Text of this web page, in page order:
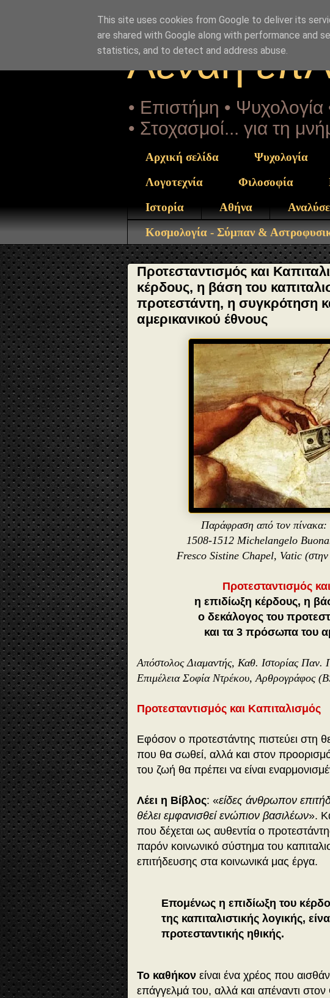
Αέναη
• Επιστήμη • Ψυχολογία
• Στοχασμοί... για τη
Αρχική σελίδα Ψυχολογία
Λογοτεχνία
Φιλοσοφία
Ιστορία
Αθήνα
Κοσμολογία - Σύμπαν &
Προτεσταντισμός και
κέρδους, η βάση του
προτεστάντη, η συγκρότηση
αμερικανικού έθνους
Παράφραση από τον
1508-1512 Michelangelo
Fresco Sistine Chapel, Vatic (στην
Προτεσταντισμός
η επιδίωξη κέρδους, η
ο δεκάλογος του
και τα 3 πρόσωπα του
Απόστολος Διαμαντής, Καθ. Ιστορίας Παν.
Επιμέλεια Σοφία Ντρέκου, Αρθρογράφος
Προτεσταντισμός και Καπιταλισμός
Εφόσον ο προτεστάντης πιστεύει στη
που θα σωθεί, αλλά και στον
του ζωή θα πρέπει να είναι
Λέει η Βίβλος: «είδες άνθρωπον
θέλει εμφανισθεί ενώπιον βασιλέων».
που δέχεται ως αυθεντία ο
παρόν κοινωνικό σύστημα του
επιτήδευσης στα κοινωνικά μας έργα.
Επομένως η επιδίωξη του
της καπιταλιστικής λογικής,
προτεσταντικής ηθικής.
Το καθήκον είναι ένα χρέος που
επάγγελμά του, αλλά και απέναντι στον
This site uses cookies from Google to deliver its
are shared with Google along with performance and
statistics, and to detect and address abuse.